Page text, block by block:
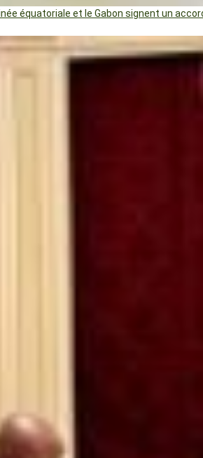
équatoriale et le Gabon signent un